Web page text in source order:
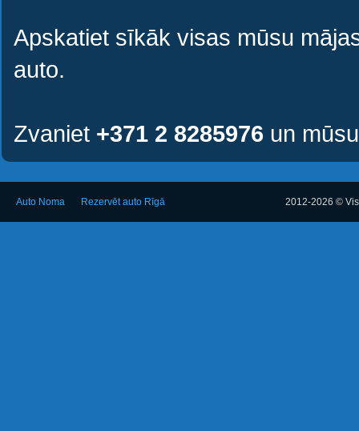
Apskatiet sīkāk visas mūsu
auto.
Zvaniet +371 2 8285976 un
Auto Noma Rezervēt auto Rīgā 2012-2026 ©